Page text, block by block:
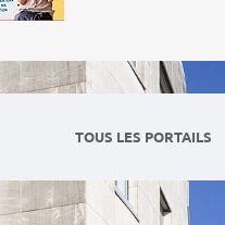
TOUS LES PORTAILS